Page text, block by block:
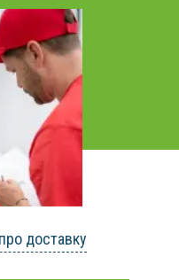
доставку